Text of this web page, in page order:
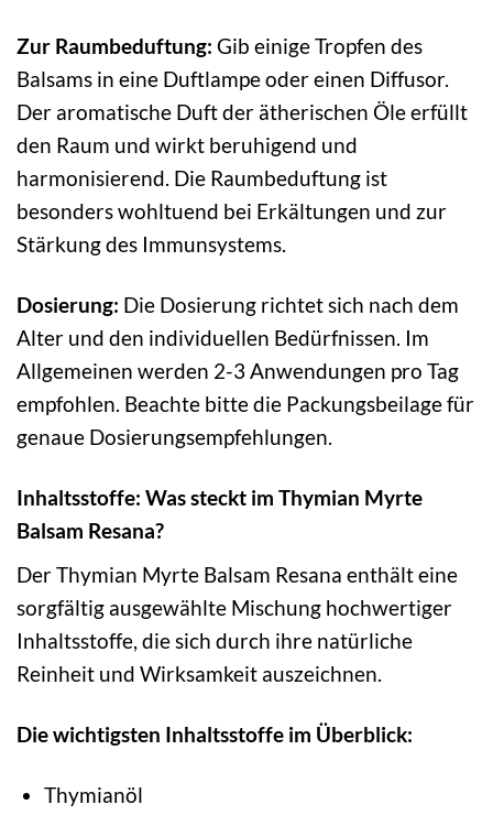
Zur Raumbeduftung: Gib einige Tropfen des
Balsams in eine Duftlampe oder einen Diffusor.
Der aromatische Duft der ätherischen Öle erfüllt
den Raum und wirkt beruhigend und
harmonisierend. Die Raumbeduftung ist
besonders wohltuend bei Erkältungen und zur
Stärkung des Immunsystems.
Dosierung: Die Dosierung richtet sich nach dem
Alter und den individuellen Bedürfnissen. Im
Allgemeinen werden 2-3 Anwendungen pro Tag
empfohlen. Beachte bitte die Packungsbeilage für
genaue Dosierungsempfehlungen.
Inhaltsstoffe: Was steckt im Thymian Myrte
Balsam Resana?
Der Thymian Myrte Balsam Resana enthält eine
sorgfältig ausgewählte Mischung hochwertiger
Inhaltsstoffe, die sich durch ihre natürliche
Reinheit und Wirksamkeit auszeichnen.
Die wichtigsten Inhaltsstoffe im Überblick:
Thymianöl